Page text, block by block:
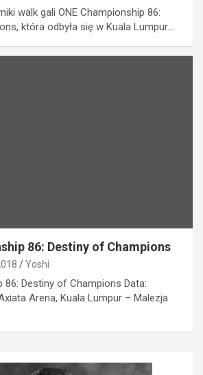
walk gali ONE Championship 86:
która odbyła się w Kuala Lumpur…
86: Destiny of Champions
Yoshi
86: Destiny of Champions Data:
Arena, Kuala Lumpur – Malezja